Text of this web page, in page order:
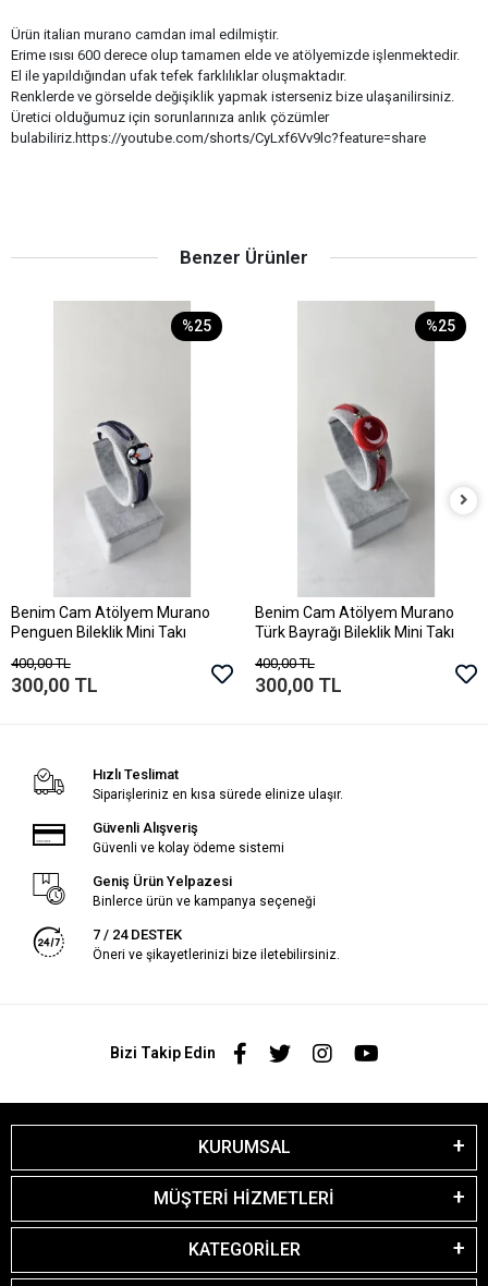
Ürün italian murano camdan imal edilmiştir.
Erime ısısı 600 derece olup tamamen elde ve atölyemizde işlenmektedir.
El ile yapıldığından ufak tefek farklılıklar oluşmaktadır.
Renklerde ve görselde değişiklik yapmak isterseniz bize ulaşanilirsiniz.
Üretici olduğumuz için sorunlarınıza anlık çözümler
bulabiliriz.https://youtube.com/shorts/CyLxf6Vv9lc?feature=share
Benzer Ürünler
%25
Sepete Ekle
Benim Cam Atölyem Murano
Penguen Bileklik Mini Takı
400,00 TL
300,00 TL
%25
Sepete Ekle
Benim Cam Atölyem Murano
Türk Bayrağı Bileklik Mini Takı
400,00 TL
300,00 TL
Hızlı Teslimat
Siparişleriniz en kısa sürede elinize ulaşır.
Güvenli Alışveriş
Güvenli ve kolay ödeme sistemi
Geniş Ürün Yelpazesi
Binlerce ürün ve kampanya seçeneği
7 / 24 DESTEK
Öneri ve şikayetlerinizi bize iletebilirsiniz.
Bizi Takip Edin
KURUMSAL
MÜŞTERİ HİZMETLERİ
KATEGORİLER